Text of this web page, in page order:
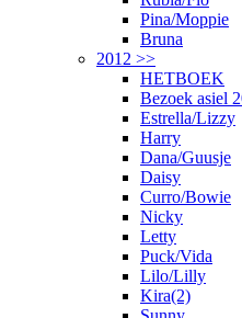
Pina/Moppie
Bruna
2012 >>
HETBOEK
Bezoek asiel
Estrella/Lizzy
Harry
Dana/Guusje
Daisy
Curro/Bowie
Nicky
Letty
Puck/Vida
Lilo/Lilly
Kira(2)